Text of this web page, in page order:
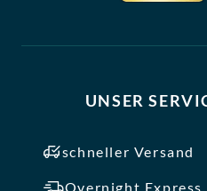
UNSER
schneller Versand
Overnight Express